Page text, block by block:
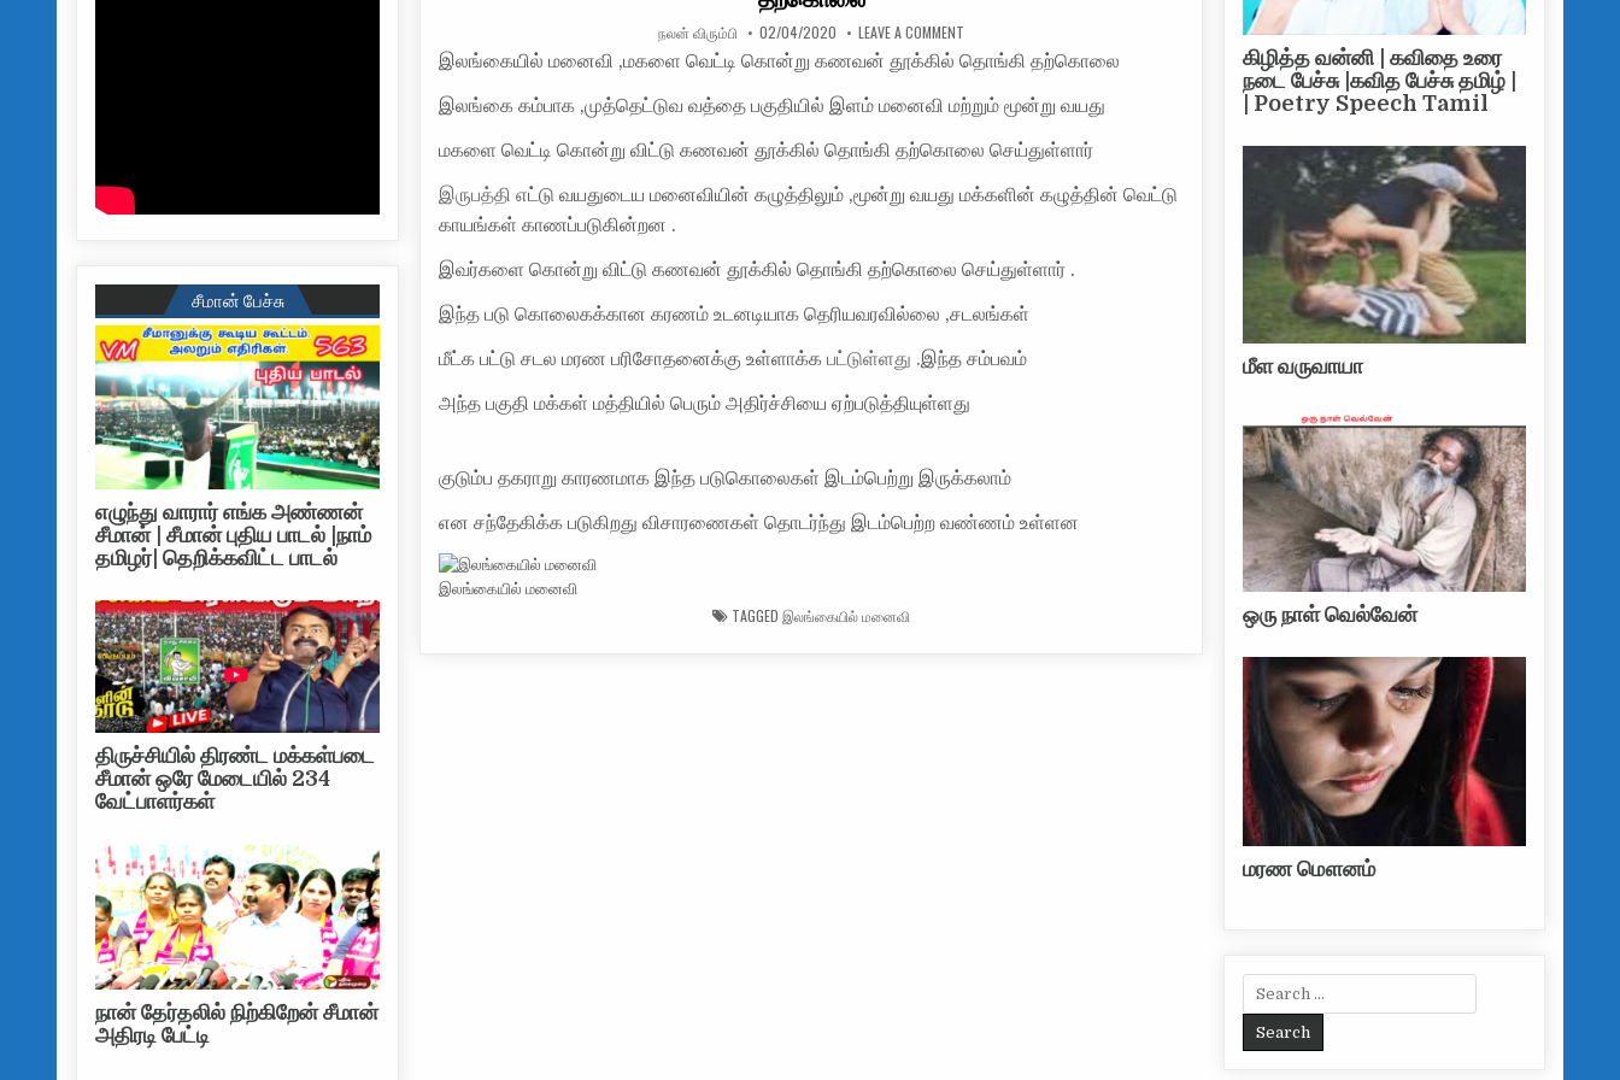
AUTHOR:
நலன் விரும்பி PUBLISHED DATE:
02/04/2020 LEAVE A COMMENT ON இலங்கையில் மனைவி ,மகளை வெட்டி கொன்று கணவன் தூக்கில் தொங்கி தற்கொலை
இலங்கையில் மனைவி ,மகளை வெட்டி கொன்று கணவன் தூக்கில் தொங்கி தற்கொலை
இலங்கை கம்பாக ,முத்தெட்டுவ வத்தை பகுதியில் இளம் மனைவி மற்றும் மூன்று வயது
மகளை வெட்டி கொன்று விட்டு கணவன் தூக்கில் தொங்கி தற்கொலை செய்துள்ளார்
இருபத்தி எட்டு வயதுடைய மனைவியின் கழுத்திலும் ,மூன்று வயது மக்களின் கழுத்தின் வெட்டு
காயங்கள் காணப்படுகின்றன .
இவர்களை கொன்று விட்டு கணவன் தூக்கில் தொங்கி தற்கொலை செய்துள்ளார் .
இந்த படு கொலைகக்கான கரணம் உடனடியாக தெரியவரவில்லை ,சடலங்கள்
மீட்க பட்டு சடல மரண பரிசோதனைக்கு உள்ளாக்கபட்டுள்ளது .இந்த சம்பவம்
அந்த பகுதி மக்கள் மத்தியில் பெரும் அதிர்ச்சியை ஏற்படுத்தியுள்ளது
குடும்ப தகராறு காரணமாக இந்த படுகொலைகள் இடம்பெற்று இருக்கலாம்
என சந்தேகிக்க படுகிறது விசாரணைகள் தொடர்ந்து இடம்பெற்ற வண்ணம் உள்ளன
இலங்கையில் மனைவி
TAGGEDஇலங்கையில் மனைவி
சீமான் பேச்சு
எழுந்து வாரார் எங்க அண்ணன்
சீமான் | சீமான் புதிய பாடல் |நாம்
தமிழர்| தெறிக்கவிட்ட பாடல்
திருச்சியில் திரண்ட மக்கள்படை
சீமான் ஒரே மேடையில் 234
வேட்பாளர்கள்
நான் தேர்தலில் நிற்கிறேன் சீமான்
அதிரடி பேட்டி
கிழித்த வன்னி | கவிதை உரை
நடை பேச்சு |கவித பேச்சு தமிழ் |
| Poetry Speech Tamil
மீள வருவாயா
ஒரு நாள் வெல்வேன்
மரண மௌனம்
Search for: